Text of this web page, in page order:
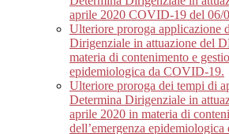
aprile 2020 COVID-19 del 06/
Ulteriore proroga applicazione
Dirigenziale in attuazione del
materia di contenimento e
epidemiologica da COVID-19.
Ulteriore proroga dei tempi di
Determina Dirigenziale in
aprile 2020 in materia di
dell’emergenza